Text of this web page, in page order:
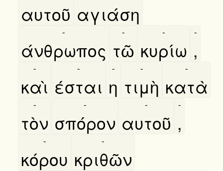
αυτοῦ αγιάση
άνθρωπος
-
τῶ
-
κυρίω
-
,
-
καὶ
-
έσται
-
η
-
τιμὴ
-
κατὰ
-
τὸν
-
σπόρον
-
αυτοῦ
-
,
-
κόρου
-
κριθῶν
-